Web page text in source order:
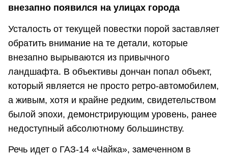
внезапно появился на улицах города
Усталость от текущей повестки порой заставляет
обратить внимание на те детали, которые
внезапно вырываются из привычного
ландшафта. В объективы дончан попал объект,
который является не просто ретро-автомобилем,
а живым, хотя и крайне редким, свидетельством
былой эпохи, демонстрирующим уровень, ранее
недоступный абсолютному большинству.
Речь идет о ГАЗ-14 «Чайка», замеченном в